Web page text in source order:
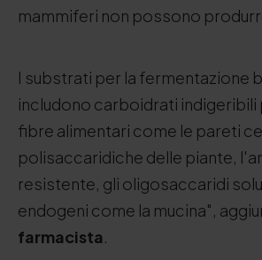
mammiferi non possono
I substrati per la fermentazione
includono carboidrati indigeribili
fibre alimentari come le pareti
polisaccaridiche delle piante,
resistente, gli oligosaccaridi
endogeni come la mucina",
farmacista.